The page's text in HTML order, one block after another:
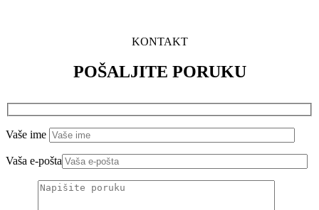
KONTAKT
POŠALJITE PORUKU
Vaše ime
Vaša e-pošta